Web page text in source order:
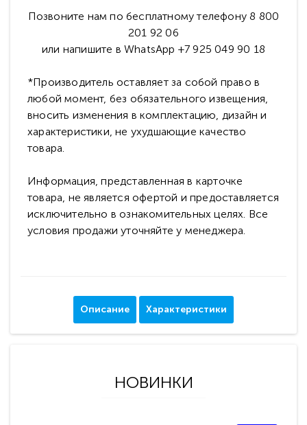
Позвоните нам по бесплатному телефону 8 800
201 92 06
или напишите в WhatsApp +7 925 049 90 18
*Производитель оставляет за собой право в
любой момент, без обязательного извещения,
вносить изменения в комплектацию, дизайн и
характеристики, не ухудшающие качество
товара.
Информация, представленная в карточке
товара, не является офертой и предоставляется
исключительно в ознакомительных целях. Все
условия продажи уточняйте у менеджера.
Описание Характеристики
НОВИНКИ